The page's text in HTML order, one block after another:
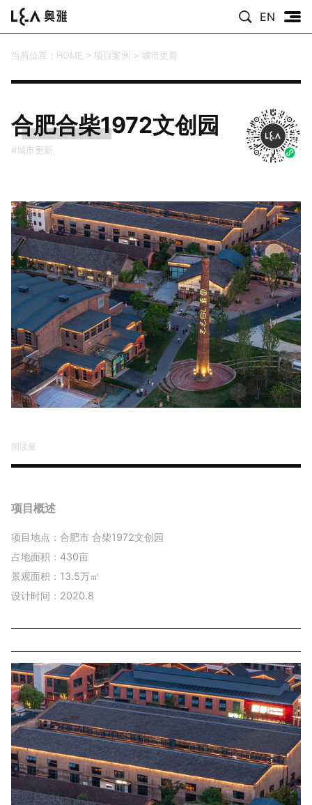
EN
当前位置： HOME > 项目案例 > 城市更新
合肥合柴1972文创园
#城市更新
阅读量
项目概述
项目地点：合肥市 合柴1972文创园
占地面积：430亩
景观面积：13.5万㎡
设计时间：2020.8